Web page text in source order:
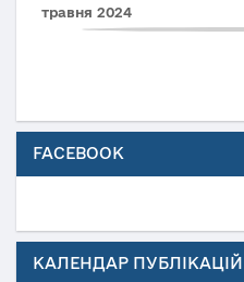
травня 2024
FACEBOOK
КАЛЕНДАР ПУБЛІКАЦІЙ